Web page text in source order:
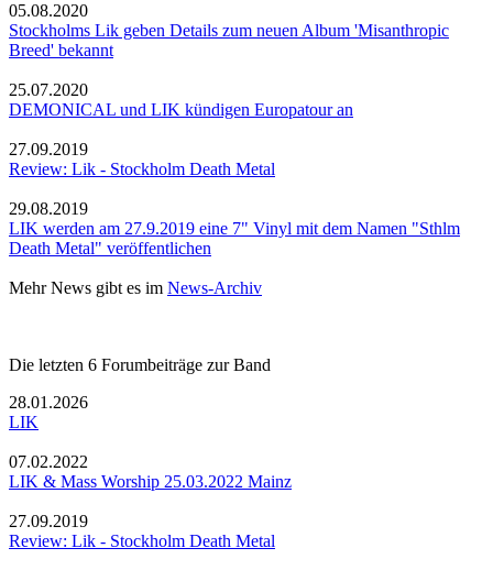
05.08.2020
Stockholms Lik geben Details zum neuen Album 'Misanthropic
Breed' bekannt
25.07.2020
DEMONICAL und LIK kündigen Europatour an
27.09.2019
Review: Lik - Stockholm Death Metal
29.08.2019
LIK werden am 27.9.2019 eine 7" Vinyl mit dem Namen "Sthlm
Death Metal" veröffentlichen
Mehr News gibt es im News-Archiv
Die letzten 6 Forumbeiträge zur Band
28.01.2026
LIK
07.02.2022
LIK & Mass Worship 25.03.2022 Mainz
27.09.2019
Review: Lik - Stockholm Death Metal